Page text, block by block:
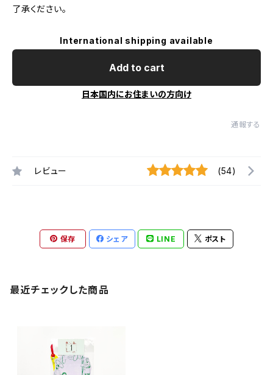
了承ください。
International shipping available
Add to cart
日本国内にお住まいの方向け
通報する
レビュー (54)
保存 シェア LINE ポスト
最近チェックした商品